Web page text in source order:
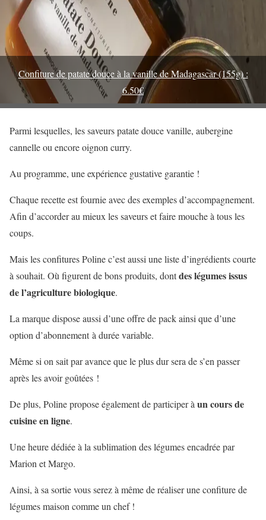
Confiture de patate douce à la vanille de Madagascar (155g) :
6.50€
Parmi lesquelles, les saveurs patate douce vanille, aubergine
cannelle ou encore oignon curry.
Au programme, une expérience gustative garantie !
Chaque recette est fournie avec des exemples d’accompagnement.
Afin d’accorder au mieux les saveurs et faire mouche à tous les
coups.
Mais les confitures Poline c’est aussi une liste d’ingrédients courte
à souhait. Où figurent de bons produits, dontdes légumes issus
de l’agriculture biologique.
La marque dispose aussi d’une offre de pack ainsi que d’une
option d’abonnement à durée variable.
Même si on sait par avance que le plus dur sera de s’en passer
après les avoir goûtées !
De plus, Poline propose également de participer à un cours de
cuisine en ligne.
Une heure dédiée à la sublimation des légumes encadrée par
Marion et Margo.
Ainsi, à sa sortie vous serez à même de réaliser une confiture de
légumes maison comme un chef !